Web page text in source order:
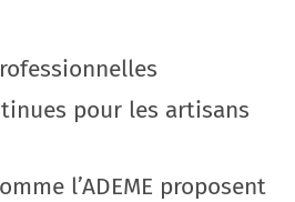
pour les artisans
l’ADEME proposent